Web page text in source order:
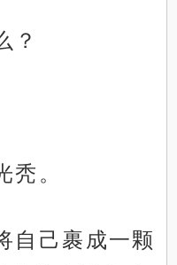
？
秃。
自己裹成一颗